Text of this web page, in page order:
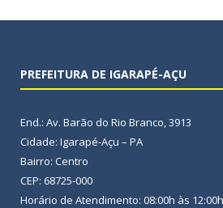
PREFEITURA DE IGARAPÉ-AÇU
End.: Av. Barão do Rio Branco, 3913
Cidade: Igarapé-Açu – PA
Bairro: Centro
CEP: 68725-000
Horário de Atendimento: 08:00h às